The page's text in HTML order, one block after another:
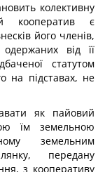
колективну
кооператив є
його членів,
одержаних від її
статутом
на підставах, не
як пайовий
їм земельною
земельним
передану
з кооперативу